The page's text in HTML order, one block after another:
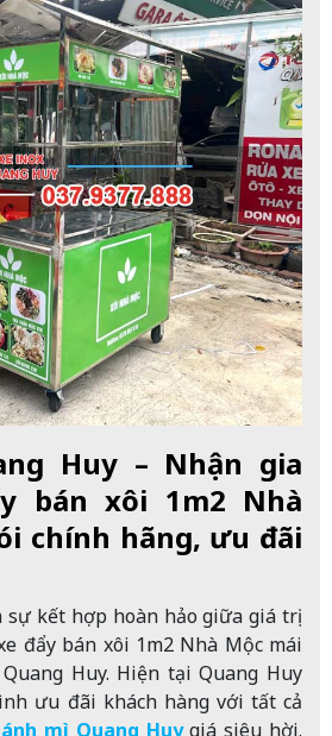
Huy – Nhận gia
bán xôi 1m2 Nhà
chính hãng, ưu đãi
sự kết hợp hoàn hảo giữa giá trị
đẩy bán xôi 1m2 Nhà Mộc mái
Huy. Hiện tại Quang Huy
ưu đãi khách hàng với tất cả
mì Quang Huygiá siêu hời.